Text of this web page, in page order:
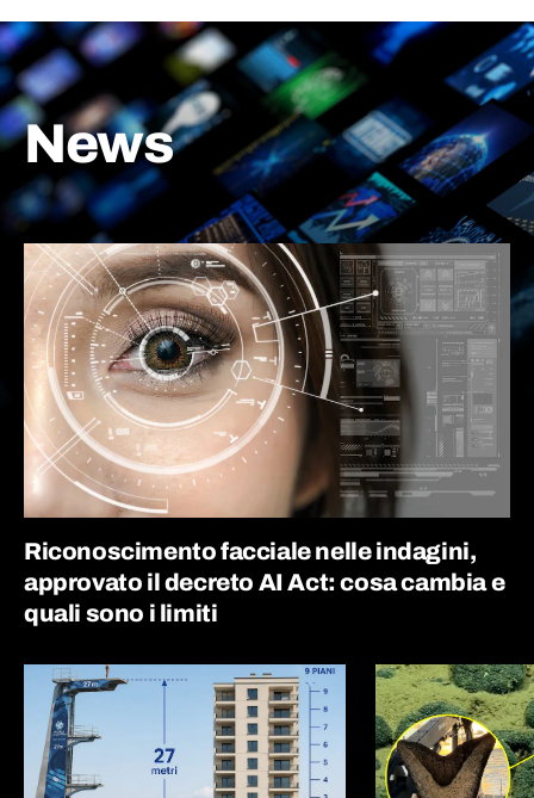
News
Riconoscimento facciale nelle indagini,
approvato il decreto AI Act: cosa cambia e
quali sono i limiti